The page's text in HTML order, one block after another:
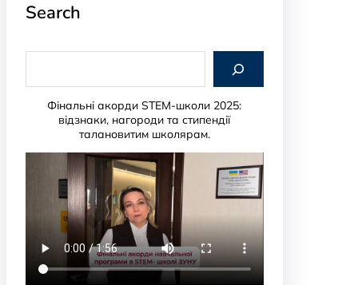
Search
a
Фінальні акорди STEM-школи 2025:
відзнаки, нагороди та стипендії
талановитим школярам.